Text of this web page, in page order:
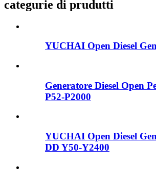
categurie di prudutti
YUCHAI Open Diesel
Generatore Diesel Open
P52-P2000
YUCHAI Open Diesel
DD Y50-Y2400